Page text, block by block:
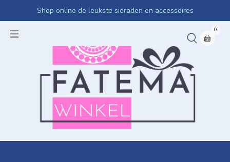
Shop online de leukste sieraden en accessoires
0